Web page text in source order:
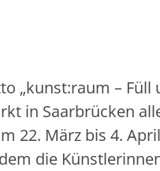
„kunst:raum –
in Saarbrücken
22. März bis 4.
die